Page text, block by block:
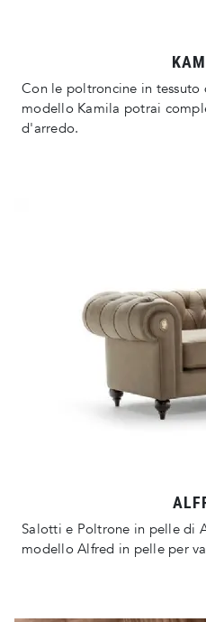
Con le poltroncine in
modello Kamila potrai
d'arredo.
Salotti e Poltrone in pelle di
modello Alfred in pelle per